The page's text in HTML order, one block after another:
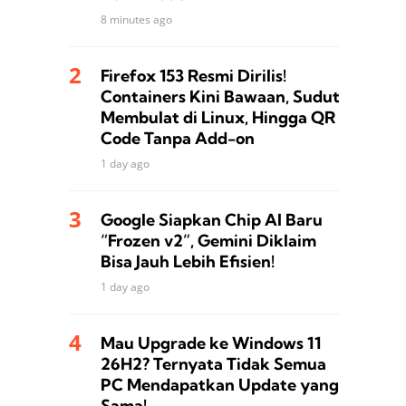
8 minutes ago
Firefox 153 Resmi Dirilis!
Containers Kini Bawaan, Sudut
Membulat di Linux, Hingga QR
Code Tanpa Add-on
1 day ago
Google Siapkan Chip AI Baru
“Frozen v2”, Gemini Diklaim
Bisa Jauh Lebih Efisien!
1 day ago
Mau Upgrade ke Windows 11
26H2? Ternyata Tidak Semua
PC Mendapatkan Update yang